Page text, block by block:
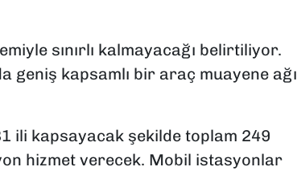
sınırlı kalmayacağı belirtiliyor.
geniş kapsamlı bir araç muayene ağı
ili kapsayacak şekilde toplam 249
hizmet verecek. Mobil istasyonlar